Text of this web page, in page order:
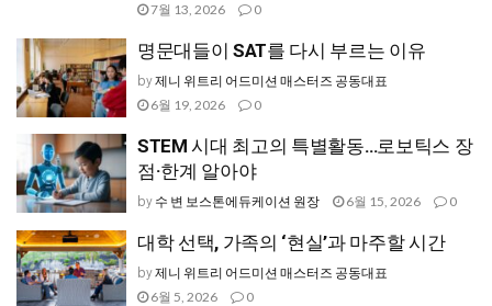
7월 13, 2026
0
명문대들이 SAT를 다시 부르는 이유
by제니 위트리 어드미션 매스터즈 공동대표
6월 19, 2026
0
STEM 시대 최고의 특별활동…로보틱스 장
점·한계 알아야
by 수 변 보스톤에듀케이션 원장 6월 15, 2026 0
대학 선택, 가족의 ‘현실’과 마주할 시간
by제니 위트리 어드미션 매스터즈 공동대표
6월 5, 2026
0